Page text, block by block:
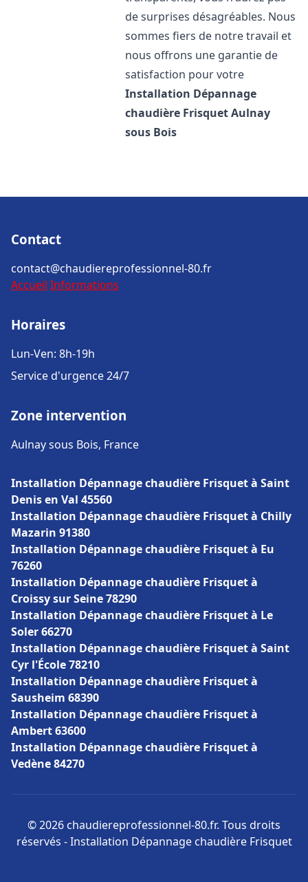
de surprises désagréables. Nous
sommes fiers de notre travail et
nous offrons une garantie de
satisfaction pour votre
Installation Dépannage
chaudière FrisquetAulnay
sous Bois
Contact
contact@chaudiereprofessionnel-80.fr
Accueil Informations
Horaires
Lun-Ven: 8h-19h
Service d'urgence 24/7
Zone intervention
Aulnay sous Bois, France
Installation Dépannage chaudière Frisquet à Saint
Denis en Val 45560
Installation Dépannage chaudière Frisquet à Chilly
Mazarin 91380
Installation Dépannage chaudière Frisquet à Eu
76260
Installation Dépannage chaudière Frisquet à
Croissy sur Seine 78290
Installation Dépannage chaudière Frisquet à Le
Soler 66270
Installation Dépannage chaudière Frisquet à Saint
Cyr l'École 78210
Installation Dépannage chaudière Frisquet à
Sausheim 68390
Installation Dépannage chaudière Frisquet à
Ambert 63600
Installation Dépannage chaudière Frisquet à
Vedène 84270
© 2026 chaudiereprofessionnel-80.fr. Tous droits
réservés - Installation Dépannage chaudière Frisquet